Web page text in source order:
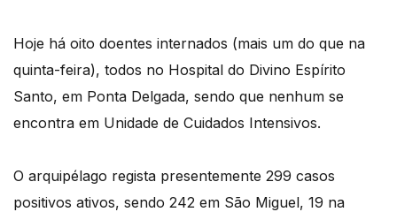
Hoje há oito doentes internados (mais um do que na
quinta-feira), todos no Hospital do Divino Espírito
Santo, em Ponta Delgada, sendo que nenhum se
encontra em Unidade de Cuidados Intensivos.
O arquipélago regista presentemente 299 casos
positivos ativos, sendo 242 em São Miguel, 19 na